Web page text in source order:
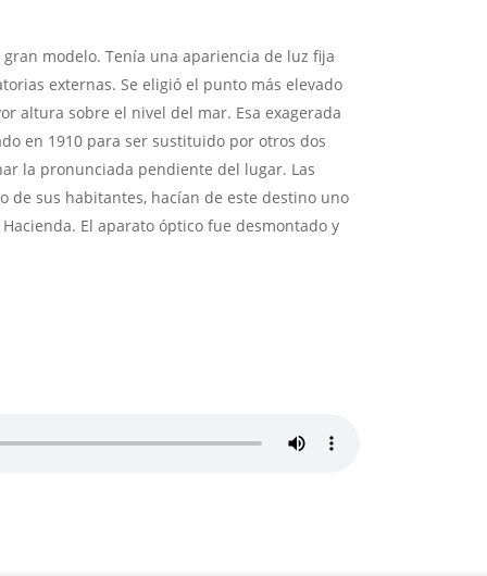
modelo. Tenía una apariencia de luz fija
externas. Se eligió el punto más elevado
altura sobre el nivel del mar. Esa exagerada
en 1910 para ser sustituido por otros dos
la pronunciada pendiente del lugar. Las
de sus habitantes, hacían de este destino uno
El aparato óptico fue desmontado y